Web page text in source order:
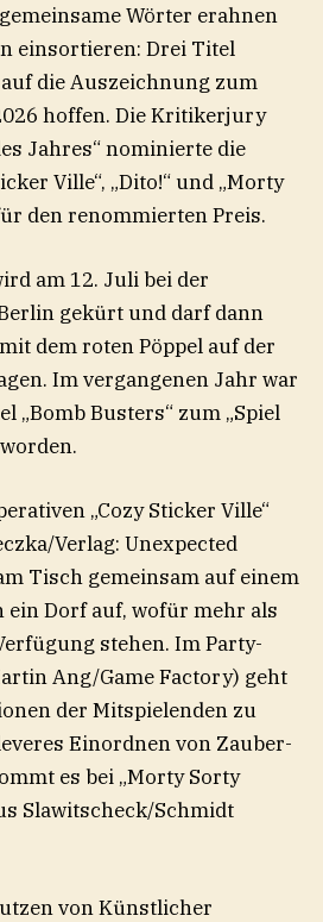
Wörter erahnen
einsortieren: Drei Titel
die Auszeichnung zum
hoffen. Die Kritikerjury
Jahres“ nominierte die
Ville“, „Dito!“ und „Morty
den renommierten Preis.
am 12. Juli bei der
gekürt und darf dann
dem roten Pöppel auf der
Im vergangenen Jahr war
„Bomb Busters“ zum „Spiel
„Cozy Sticker Ville“
Verlag: Unexpected
Tisch gemeinsam auf einem
ein Dorf auf, wofür mehr als
stehen. Im Party-
Ang/Game Factory) geht
der Mitspielenden zu
Einordnen von Zauber-
es bei „Morty Sorty
Slawitscheck/Schmidt